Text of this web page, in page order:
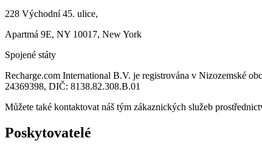
228 Východní 45. ulice,
Apartmá 9E, NY 10017, New York
Spojené státy
Recharge.com International B.V. je registrována v Nizozemské
24369398, DIČ: 8138.82.308.B.01
Můžete také kontaktovat náš tým zákaznických služeb
Poskytovatelé